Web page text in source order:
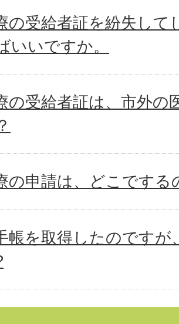
の受給者証を紛失して
いいですか。
の受給者証は、市外の
の申請は、どこでする
帳を取得したのですが